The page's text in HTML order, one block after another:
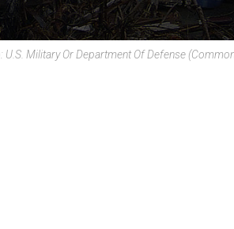
U.S. Military Or Department Of Defense